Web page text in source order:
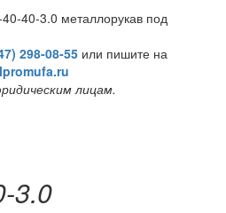
40-3.0 металлорукав под
298‑08‑55 или пишите на
лицам.
3.0